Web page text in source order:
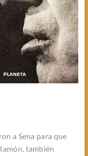
a Sena para que
también